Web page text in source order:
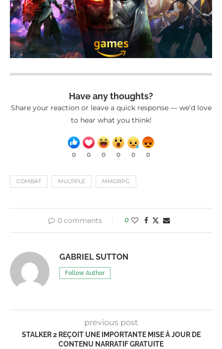
Have any thoughts?
Share your reaction or leave a quick response — we’d love
to hear what you think!
0 0 0 0 0 0
COMBAT MULTIPLE MMORPG
0 comments 0
GABRIEL SUTTON
Follow Author
previous post
STALKER 2 REÇOIT UNE IMPORTANTE MISE À JOUR DE
CONTENU NARRATIF GRATUITE